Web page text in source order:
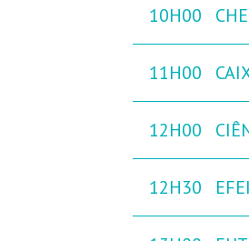
10H00
11H00
12H00
12H30